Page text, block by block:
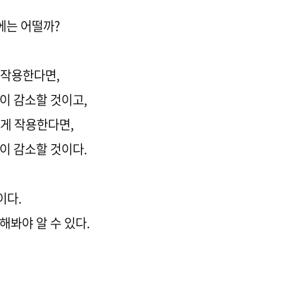
어떨까?
용한다면,
감소할 것이고,
작용한다면,
감소할 것이다.
다.
봐야 알 수 있다.